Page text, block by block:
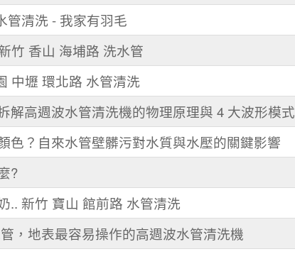
管清洗 - 我家有羽毛
竹 香山 海埔路 洗水管
中壢 環北路 水管清洗
解高週波水管清洗機的物理原理與 4 大波形模式
色？自來水管壁髒污對水質與水壓的關鍵影響
?
.. 新竹 寶山 館前路 水管清洗
，地表最容易操作的高週波水管清洗機